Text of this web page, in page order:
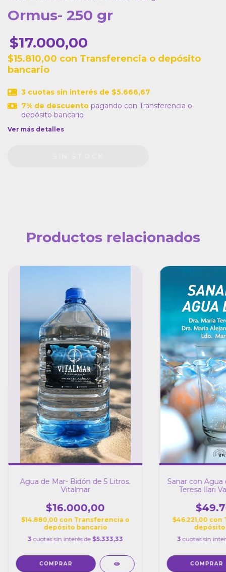
Ormus- 250 gr
$17.000,00
$15.810,00 con Transferencia o depósito
bancario
3 cuotas sin interés de $5.666,67
7% de descuentopagando con Transferencia o
depósito bancario
Ver más detalles
Productos relacionados
Agua de Mar- Bidón de 5 Litros.
Vitalmar
$16.000,00
$14.880,00 con Transferencia o
depósito bancario
3 cuotas sin interés de $5.333,33
Sanar con Agua
Teresa Ilari
$46.221,00 con
3 cuotas sin